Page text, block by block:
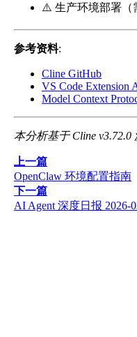
⚠️ 生产环境部署（
参考资料:
Cline GitHub
VS Code Extension
Model Context
本分析基于 Cline v3.72.0
上一篇
OpenClaw 环境配置指南
下一篇
AI Agent 深度日报 2026-